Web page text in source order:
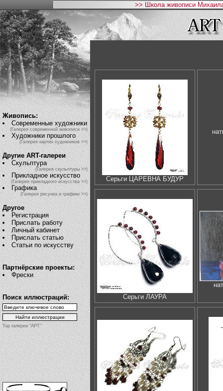
>> Школа живописи
Живопись:
Современные художники
(Галерея современной живописи >>)
Художники прошлого
(Галерея картин художников >>)
Другие ART-галереи
Скульптура
(Галерея скульптуры >>)
Прикладное искусство
(Галерея прикладного искусства >>)
Графика
(Галерея рисунка и графики >>)
Другое
Регистрация
Прислать работу
Личный кабинет
Прислать статью
Статьи по искусству
Партнёрские проекты:
Фрески
Поиск иллюстраций:
Top галереи "АРТ"
Серьги ЦАРЕВНА БУДУР
Серьги ЛАУРА